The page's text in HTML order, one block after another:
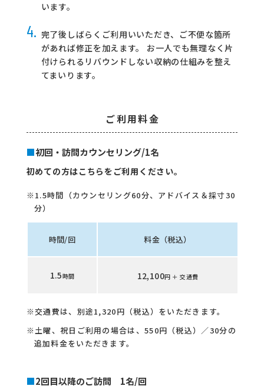
います。
4. 完了後しばらくご利用いいただき、ご不便な箇所
があれば修正を加えます。
お一人でも無理なく片
付けられるリバウンドしない収納の仕組みを整え
てまいります。
ご利用料金
初回・訪問カウンセリング/1名
初めての方はこちらをご利用ください。
※1.5時間（カウンセリング60分、アドバイス＆採寸30
分）
時間/回 料金（税込）
1.5時間 12,100円 ＋ 交通費
※交通費は、別途1,320円（税込）をいただきます。
※土曜、祝日ご利用の場合は、550円（税込）／30分の
追加料金をいただきます。
2回目以降のご訪問 1名/回